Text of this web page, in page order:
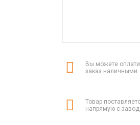
Вы можете
заказ наличными
Товар
напрямую с